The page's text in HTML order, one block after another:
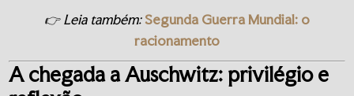
👉 Leia também: Segunda Guerra Mundial: o
racionamento
A chegada a Auschwitz: privilégio e